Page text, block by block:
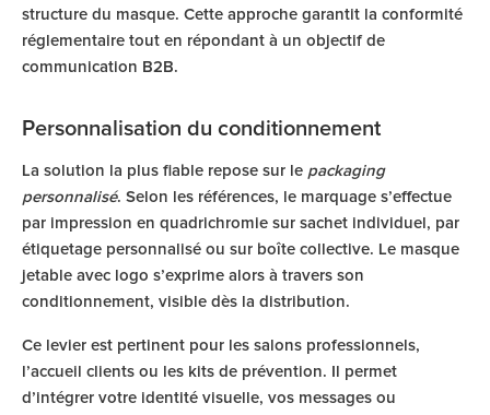
structure du masque. Cette approche garantit la conformité
réglementaire tout en répondant à un objectif de
communication B2B.
Personnalisation du conditionnement
La solution la plus fiable repose sur le packaging
personnalisé. Selon les références, le marquage s’effectue
par impression en quadrichromie sur sachet individuel, par
étiquetage personnalisé ou sur boîte collective. Le masque
jetable avec logo s’exprime alors à travers son
conditionnement, visible dès la distribution.
Ce levier est pertinent pour les salons professionnels,
l’accueil clients ou les kits de prévention. Il permet
d’intégrer votre identité visuelle, vos messages ou